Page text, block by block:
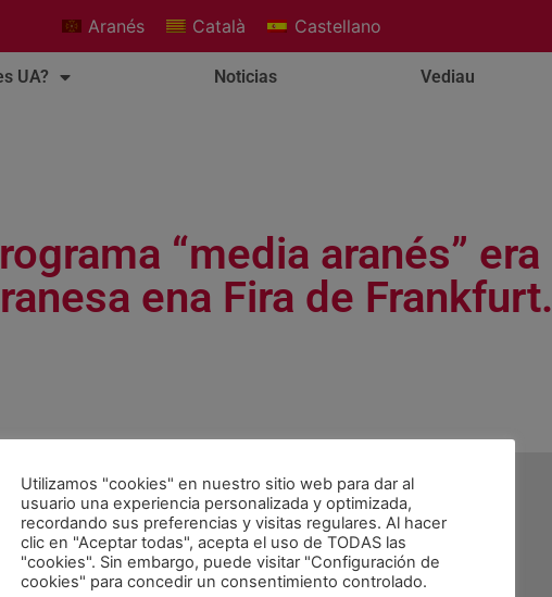
Aranés Català Castellano
UA? Noticias Vediau
“media aranés” era
ena Fira de Frankfurt.
d'Aran. Todos los derechos reservados.
Utilizamos "cookies" en nuestro sitio web para dar al
usuario una experiencia personalizada y optimizada,
recordando sus preferencias y visitas regulares. Al hacer
clic en "Aceptar todas", acepta el uso de TODAS las
"cookies". Sin embargo, puede visitar "Configuración de
cookies" para concedir un consentimiento controlado.